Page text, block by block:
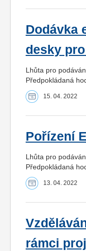
Dodávka
desky
Lhůta pro
Předpokládaná
15. 04. 2022
Pořízení
Lhůta pro
Předpokládaná
13. 04. 2022
rámci